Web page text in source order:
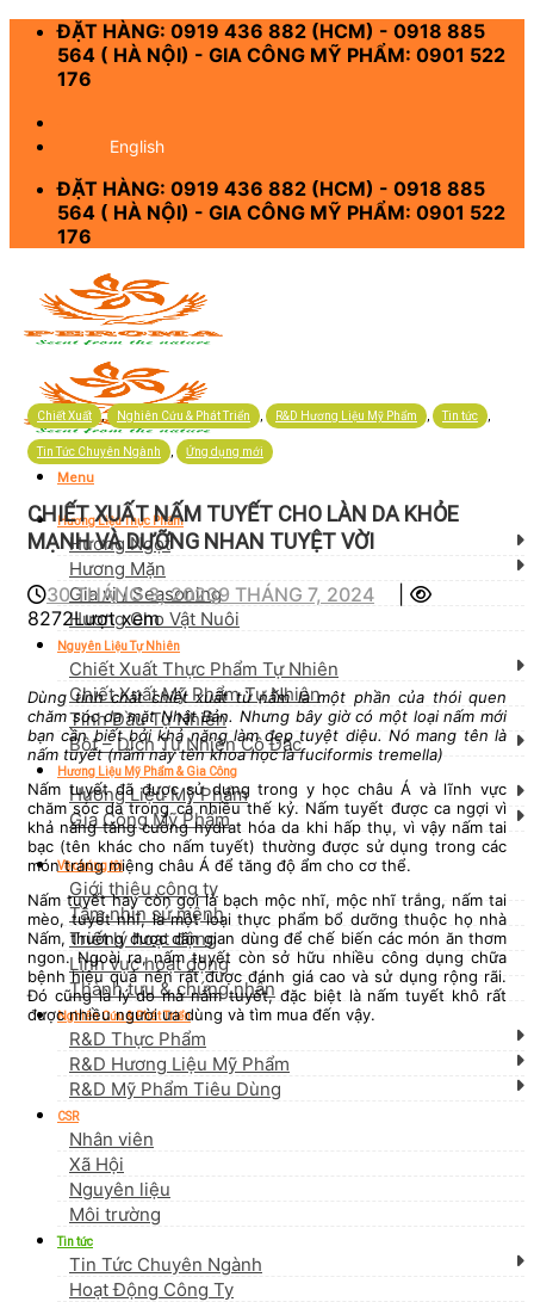
Skip
content
ĐẶT HÀNG: 0919 436 882 (HCM) - 0918 885
564 ( HÀ NỘI) - GIA CÔNG MỸ PHẨM: 0901 522
176
English
ĐẶT HÀNG: 0919 436 882 (HCM) - 0918 885
564 ( HÀ NỘI) - GIA CÔNG MỸ PHẨM: 0901 522
176
Menu
Hương Liệu Thực Phẩm
Hương Ngọt
Hương Mặn
Gia vị / Seasoning
Hương Cho Vật Nuôi
Nguyên Liệu Tự Nhiên
Chiết Xuất Thực Phẩm Tự Nhiên
Chiết Xuất Mỹ Phẩm Tự Nhiên
Tinh Dầu Tự Nhiên
Bột – Dịch Tự Nhiên Cô Đặc
Hương Liệu Mỹ Phẩm & Gia Công
Hương Liệu Mỹ Phẩm
Gia Công Mỹ Phẩm
Về chúng tôi
Giới thiệu công ty
Tầm nhìn sứ mệnh
Triết lý hoạt động
Lĩnh vực hoạt động
Thành tựu & chứng nhận
Nghiên Cứu & Phát Triển
R&D Thực Phẩm
R&D Hương Liệu Mỹ Phẩm
R&D Mỹ Phẩm Tiêu Dùng
CSR
Nhân viên
Xã Hội
Nguyên liệu
Môi trường
Tin tức
Tin Tức Chuyên Ngành
Hoạt Động Công Ty
Chiết Xuất , Nghiên Cứu & Phát Triển , R&D Hương Liệu Mỹ Phẩm , Tin tức ,
Tin Tức Chuyên Ngành , Ứng dụng mới
CHIẾT XUẤT NẤM TUYẾT CHO LÀN DA KHỎE
MẠNH VÀ DƯỠNG NHAN TUYỆT VỜI
30 THÁNG 3, 20239 THÁNG 7, 2024
8272Lượt xem
Dùng tinh chất chiết xuất từ nấm là một phần của thói quen
chăm sóc da mặt Nhật Bản. Nhưng bây giờ có một loại nấm mới
bạn cần biết bởi khả năng làm đẹp tuyệt diệu. Nó mang tên là
nấm tuyết (nấm này tên khoa học là fuciformis tremella)
Nấm tuyết đã được sử dụng trong y học châu Á và lĩnh vực
chăm sóc da trong cả nhiều thế kỷ. Nấm tuyết được ca ngợi vì
khả năng tăng cường hydrat hóa da khi hấp thụ, vì vậy nấm tai
bạc (tên khác cho nấm tuyết) thường được sử dụng trong các
món tráng miệng châu Á để tăng độ ẩm cho cơ thể.
Nấm tuyết hay còn gọi là bạch mộc nhĩ, mộc nhĩ trắng, nấm tai
mèo, tuyết nhĩ, là một loại thực phẩm bổ dưỡng thuộc họ nhà
Nấm, thường được dân gian dùng để chế biến các món ăn thơm
ngon. Ngoài ra, nấm tuyết còn sở hữu nhiều công dụng chữa
bệnh hiệu quả nên rất được đánh giá cao và sử dụng rộng rãi.
Đó cũng là lý do mà nấm tuyết, đặc biệt là nấm tuyết khô rất
được nhiều người ưa dùng và tìm mua đến vậy.